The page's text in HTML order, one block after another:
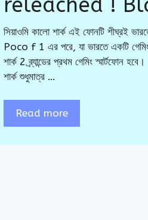
সিয়াওমি কালো শার্ক এই ফোনটি শীঘ্রই
Poco f 1 এর পরে, যা ভারতে একটি গেমিং
শার্ক 2 ব্র্যান্ডের প্রথম গেমিং স্মার্টফোন
শার্ক শুধুমাত্র …
Read more